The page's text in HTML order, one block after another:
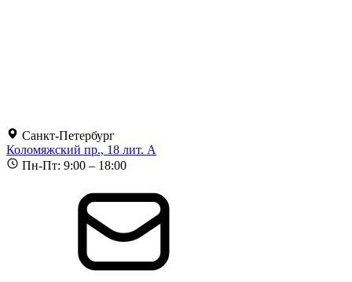
Санкт-Петербург
Коломяжский пр., 18 лит. А
Пн-Пт: 9:00 – 18:00